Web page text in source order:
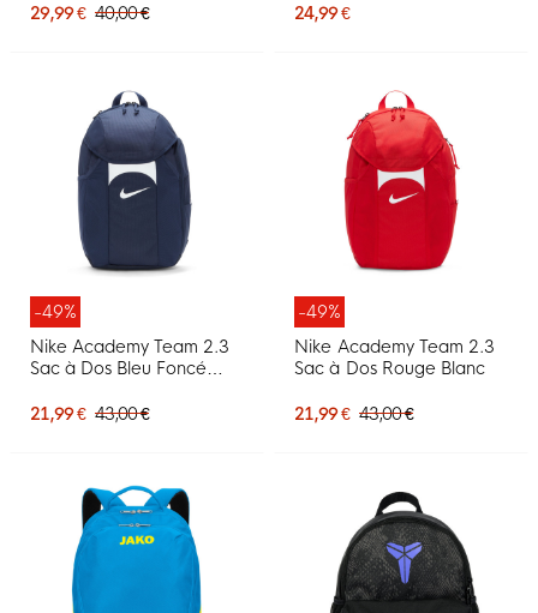
29,99 € 40,00 € 24,99 €
-49%
Nike Academy Team 2.3
Sac à Dos Bleu Foncé
21,99 € 43,00 €
-49%
Nike Academy Team 2.3
Sac à Dos Rouge Blanc
21,99 € 43,00 €